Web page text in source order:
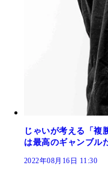
じゃいが考える「複
は最高のギャンブル
2022年08月16日 11:30